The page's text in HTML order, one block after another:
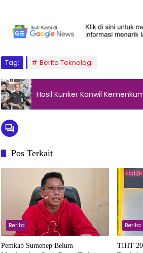
Tag: Berita Teknologi
Hasil Kunker Kanwil
Pos Terkait
Berita
Pemkab Sumenep Belum
Berita
TIHT